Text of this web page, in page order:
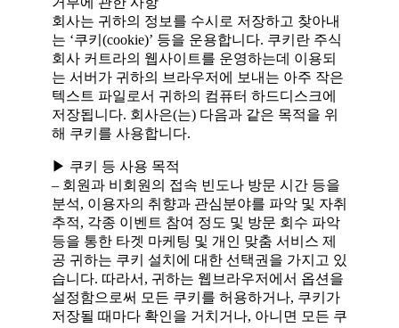
회사는 귀하의 정보를 수시로 저장하고 찾아내
는 ‘쿠키(cookie)’ 등을 운용합니다. 쿠키란 주식
회사 커트라의 웹사이트를 운영하는데 이용되
는 서버가 귀하의 브라우저에 보내는 아주 작은
텍스트 파일로서 귀하의 컴퓨터 하드디스크에
저장됩니다. 회사은(는) 다음과 같은 목적을 위
해 쿠키를 사용합니다.
▶ 쿠키 등 사용 목적
– 회원과 비회원의 접속 빈도나 방문 시간 등을
분석, 이용자의 취향과 관심분야를 파악 및 자취
추적, 각종 이벤트 참여 정도 및 방문 회수 파악
등을 통한 타겟 마케팅 및 개인 맞춤 서비스 제
공 귀하는 쿠키 설치에 대한 선택권을 가지고 있
습니다. 따라서, 귀하는 웹브라우저에서 옵션을
설정함으로써 모든 쿠키를 허용하거나, 쿠키가
저장될 때마다 확인을 거치거나, 아니면 모든 쿠